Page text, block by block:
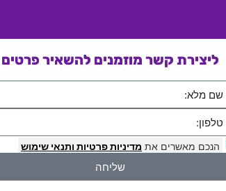
ליצירת קשר מוזמנים להשאיר פרטים
הנכם מאשרים את מדיניות פרטיות ותנאי שימוש
שליחה